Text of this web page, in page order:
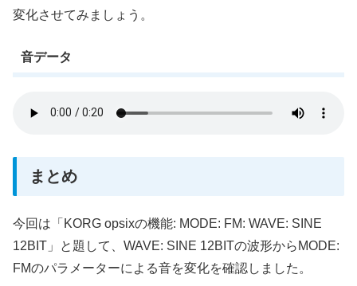
変化させてみましょう。
音データ
まとめ
今回は「KORG opsixの機能: MODE: FM: WAVE: SINE
12BIT」と題して、WAVE: SINE 12BITの波形からMODE:
FMのパラメーターによる音を変化を確認しました。